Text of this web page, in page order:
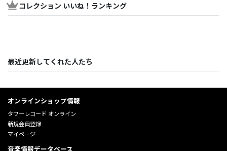
コレクション いいね！ランキング
最近更新してくれた人たち
オンラインショップ情報
タワーレコード オンライン
新規会員登録
マイページ
音楽情報データベース